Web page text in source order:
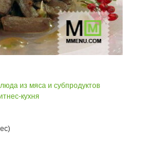
из мяса и субпродуктов
кухня